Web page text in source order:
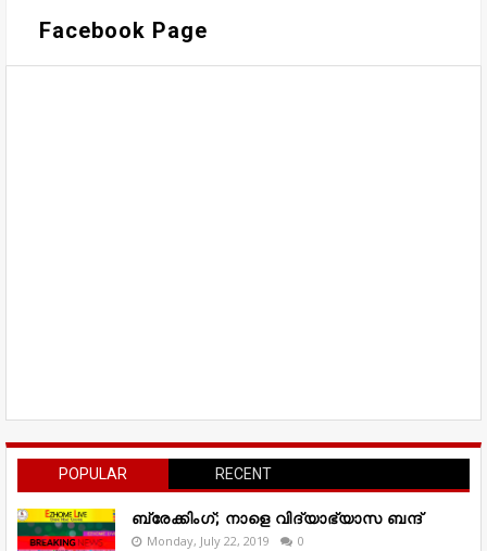
Facebook Page
POPULAR RECENT
ബ്രേക്കിംഗ്; നാളെ വിദ്യാഭ്യാസ ബന്ദ്
Monday, July 22, 2019 0